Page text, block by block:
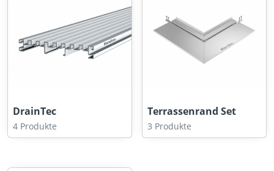
DrainTec
4 Produkte
Terrassenrand Set
3 Produkte